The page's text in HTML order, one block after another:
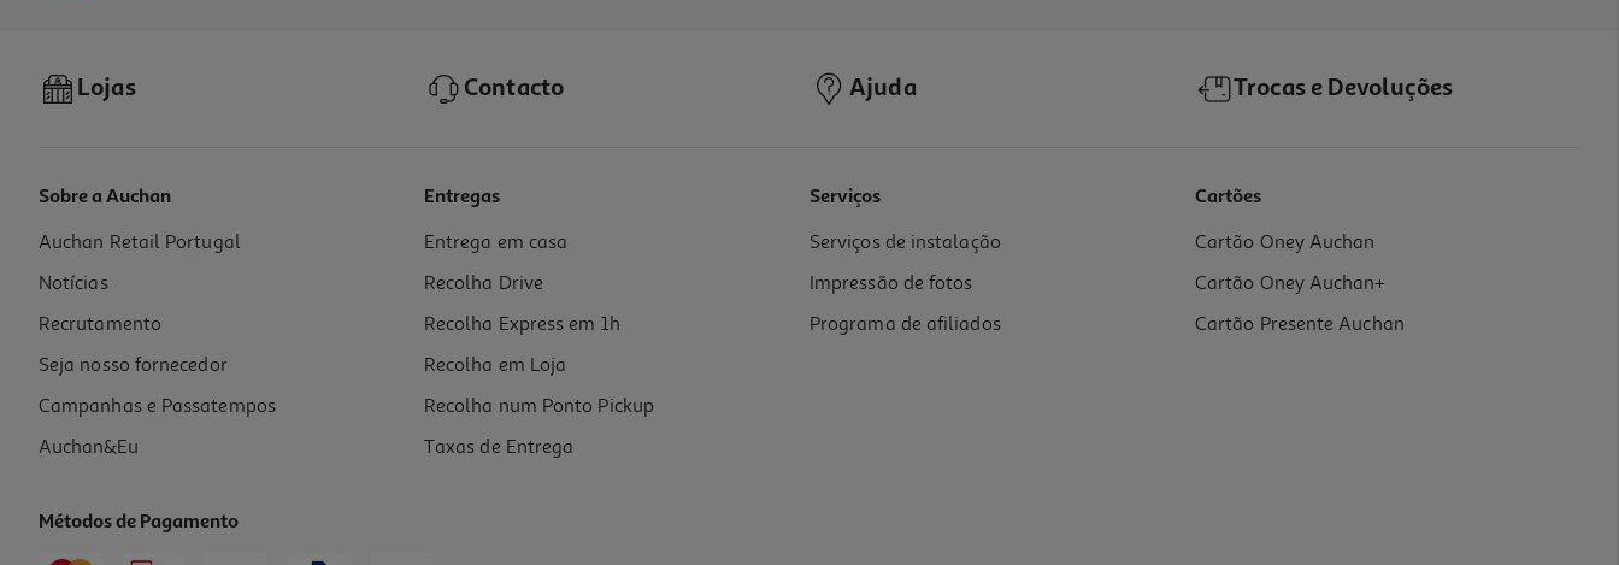
Livro O Poder Infinito Da Mente William Walker Atkinson
11.25 €/un
11,25 €
Lojas Contacto Ajuda Trocas e Devoluções
Sobre a Auchan
Auchan Retail Portugal
Notícias
Recrutamento
Seja nosso fornecedor
Campanhas e Passatempos
Auchan&Eu
Entregas
Entrega em casa
Recolha Drive
Recolha Express em 1h
Recolha em Loja
Recolha num Ponto Pickup
Taxas de Entrega
Serviços
Serviços de instalação
Impressão de fotos
Programa de afiliados
Cartões
Cartão Oney Auchan
Cartão Oney Auchan+
Cartão Presente Auchan
Métodos de Pagamento